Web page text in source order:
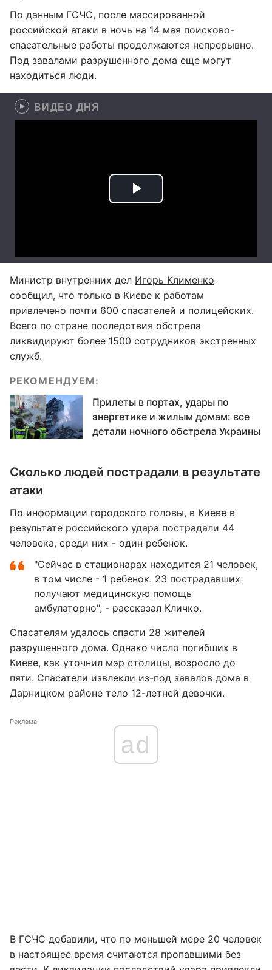
По данным ГСЧС, после массированной
российской атаки в ночь на 14 мая поисково-
спасательные работы продолжаются непрерывно.
Под завалами разрушенного дома еще могут
находиться люди.
ВИДЕО ДНЯ
Министр внутренних дел Игорь Клименко
сообщил, что только в Киеве к работам
привлечено почти 600 спасателей и полицейских.
Всего по стране последствия обстрела
ликвидируют более 1500 сотрудников экстренных
служб.
РЕКОМЕНДУЕМ:
Прилеты в портах, удары по
энергетике и жилым домам: все
детали ночного обстрела Украины
Сколько людей пострадали в результате
атаки
По информации городского головы, в Киеве в
результате российского удара пострадали 44
человека, среди них - один ребенок.
"Сейчас в стационарах находится 21 человек,
в том числе - 1 ребенок. 23 пострадавших
получают медицинскую помощь
амбулаторно", - рассказал Кличко.
Спасателям удалось спасти 28 жителей
разрушенного дома. Однако число погибших в
Киеве, как уточнил мэр столицы, возросло до
пяти. Спасатели извлекли из-под завалов дома в
Дарницком районе тело 12-летней девочки.
Реклама
ad
В ГСЧС добавили, что по меньшей мере 20 человек
в настоящее время считаются пропавшими без